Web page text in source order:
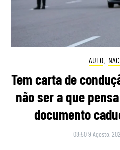
AUTO,
Tem carta de
não ser a que
documento
08:50 9 Agosto,